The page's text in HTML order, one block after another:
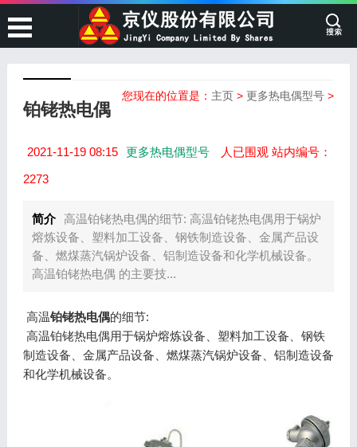
您现在的位置是： 主页 >更多热电偶型号 >
铂铑热电偶
2021-11-19 08:15 更多热电偶型号
人已围观 站内编号：
2273
简介
高温铂铑热电偶的细节: 高温铂铑热电偶用于锅炉
熔炼设备、塑料加工设备、钢铁制造设备、金属产品设
备、燃煤蒸汽锅炉设备、铝制造设备和化学机械设备。
高温铂铑热电偶 的主要技...
高温铂铑热电偶的细节:
高温铂铑热电偶用于锅炉熔炼设备、塑料加工设备、钢铁
制造设备、金属产品设备、燃煤蒸汽锅炉设备、铝制造设备
和化学机械设备。